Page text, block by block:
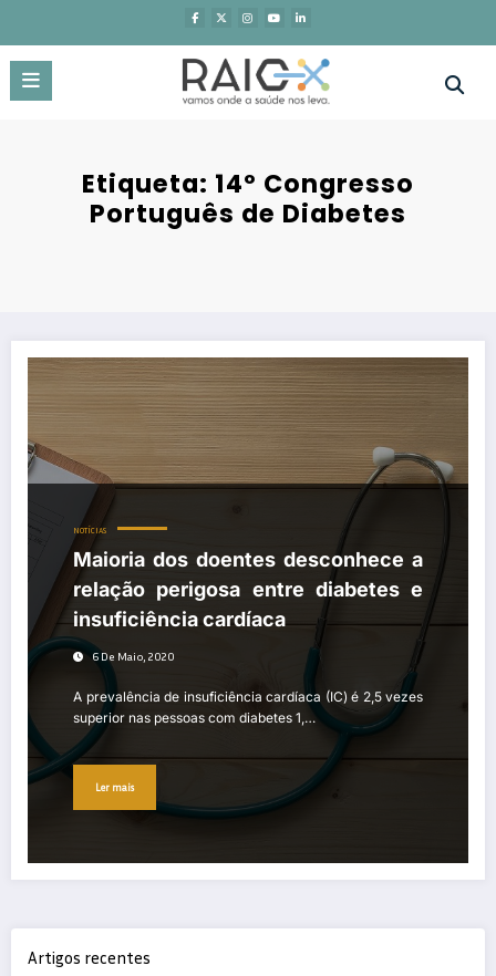
o
conteúdo
Etiqueta: 14º Congresso
Português de Diabetes
Maioria dos doentes desconhece a relação perigosa entre
NOTÍCIAS
Maioria dos doentes desconhece a
relação perigosa entre diabetes e
insuficiência cardíaca
6 De Maio, 2020
A prevalência de insuficiência cardíaca (IC) é 2,5 vezes
superior nas pessoas com diabetes 1,…
Ler mais
Artigos recentes